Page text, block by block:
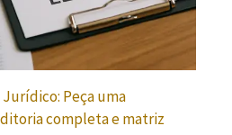
Jurídico: Peça uma
completa e matriz